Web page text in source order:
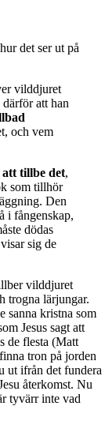
det ser ut på
vilddjuret
att han
och vem
tillbe det,
som tillhör
Den
i fångenskap,
dödas
sig de
vilddjuret
trogna lärjungar.
sanna kristna som
Jesus sagt att
de flesta (Matt
tron på jorden
ut ifrån det fundera
återkomst. Nu
tyvärr inte vad